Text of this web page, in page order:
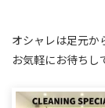
オシャレは足元
お気軽にお待ちし